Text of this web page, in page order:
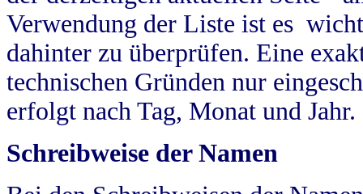
Verwendung der Liste ist es
dahinter zu überprüfen. Eine
technischen Gründen nur
erfolgt nach Tag, Monat und Jahr.
Schreibweise der Namen